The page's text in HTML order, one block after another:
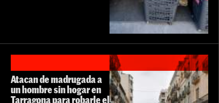
Atacan de madrugada a
un hombre sin hogar en
Tarragona para robarle el